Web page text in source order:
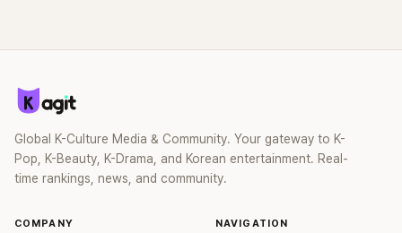
Global K-Culture Media & Community. Your gateway to K-
Pop, K-Beauty, K-Drama, and Korean entertainment. Real-
time rankings, news, and community.
COMPANY NAVIGATION